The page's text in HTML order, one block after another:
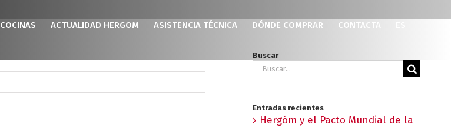
COCINAS ACTUALIDAD HERGOM ASISTENCIA TÉCNICA DÓNDE COMPRAR CONTACTA
Buscar
Buscar:
Entradas recientes
Hergóm y el Pacto Mundial de la